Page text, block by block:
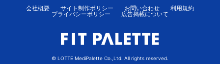
会社概要 サイト制作ポリシー お問い合わせ
利用規約
プライバシーポリシー
広告掲載について
© LOTTE MediPalette Co.,Ltd. All rights reserved.